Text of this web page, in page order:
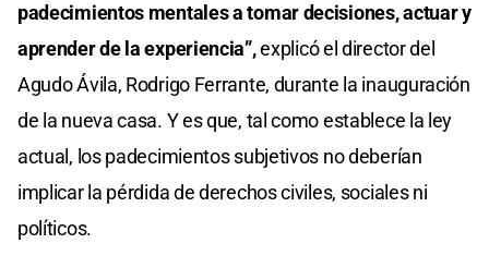
padecimientos mentales a tomar decisiones, actuar y
aprender de la experiencia”,explicó el director del
Agudo Ávila, Rodrigo Ferrante, durante la inauguración
de la nueva casa. Y es que, tal como establece la ley
actual, los padecimientos subjetivos no deberían
implicar la pérdida de derechos civiles, sociales ni
políticos.